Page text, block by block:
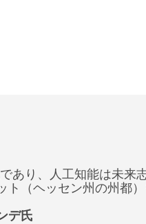
あり、人工知能は未
（ヘッセン州の州都
デ氏